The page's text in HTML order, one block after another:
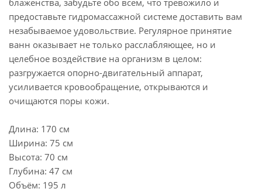
блаженства, забудьте обо всем, что тревожило и
предоставьте гидромассажной системе доставить вам
незабываемое удовольствие. Регулярное принятие
ванн оказывает не только расслабляющее, но и
целебное воздействие на организм в целом:
разгружается опорно-двигательный аппарат,
усиливается кровообращение, открываются и
очищаются поры кожи.
Длина: 170 см
Ширина: 75 см
Высота: 70 см
Глубина: 47 см
Объём: 195 л